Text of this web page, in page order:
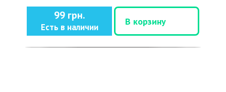
99 грн.
Есть в наличии
В корзину